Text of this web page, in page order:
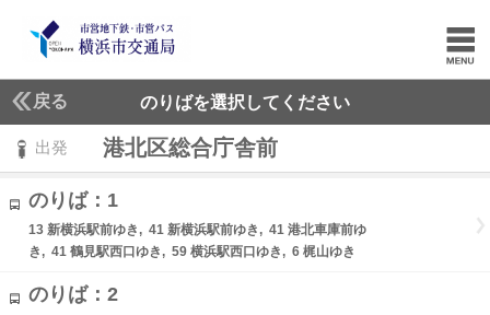
戻る のりばを選択してください
出発 港北区総合庁舎前
のりば：1
13 新横浜駅前ゆき, 41 新横浜駅前ゆき, 41 港北車庫前ゆ
き, 41 鶴見駅西口ゆき, 59 横浜駅西口ゆき, 6 梶山ゆき
のりば：2